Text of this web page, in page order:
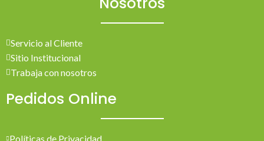
Servicio al Cliente
Sitio Institucional
Trabaja con nosotros
Pedidos Online
Políticas de Privacidad